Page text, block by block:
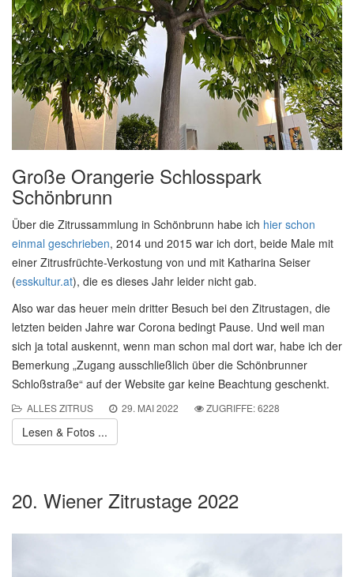
Große Orangerie Schlosspark
Schönbrunn
Über die Zitrussammlung in Schönbrunn habe ich hier schon
einmal geschrieben, 2014 und 2015 war ich dort, beide Male mit
einer Zitrusfrüchte-Verkostung von und mit Katharina Seiser
(esskultur.at), die es dieses Jahr leider nicht gab.
Also war das heuer mein dritter Besuch bei den Zitrustagen, die
letzten beiden Jahre war Corona bedingt Pause. Und weil man
sich ja total auskennt, wenn man schon mal dort war, habe ich der
Bemerkung „Zugang ausschließlich über die Schönbrunner
Schloßstraße“ auf der Website gar keine Beachtung geschenkt.
ALLES ZITRUS 29. MAI 2022 ZUGRIFFE: 6228
Lesen & Fotos ...
20. Wiener Zitrustage 2022